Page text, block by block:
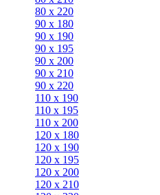
80 x 220
90 x 180
90 х 190
90 х 195
90 х 200
90 x 210
90 x 220
110 x 190
110 x 195
110 x 200
120 x 180
120 х 190
120 х 195
120 х 200
120 x 210